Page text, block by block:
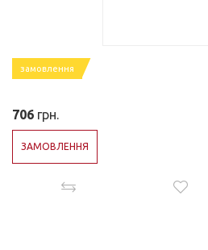
замовлення
706 грн.
ЗАМОВЛЕННЯ